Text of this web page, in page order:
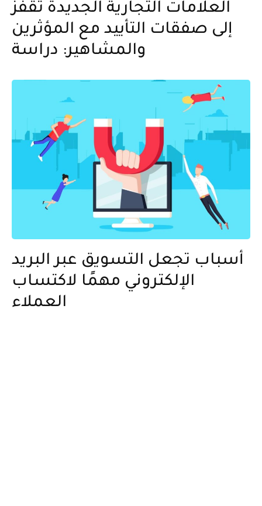
العلامات التجارية الجديدة تقفز
إلى صفقات التأييد مع المؤثرين
والمشاهير: دراسة
أسباب تجعل التسويق عبر البريد
الإلكتروني مهمًا لاكتساب
العملاء